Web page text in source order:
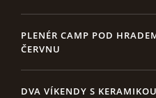
PLENÉR CAMP POD
ČERVNU
DVA VÍKENDY S KERAMIKOU